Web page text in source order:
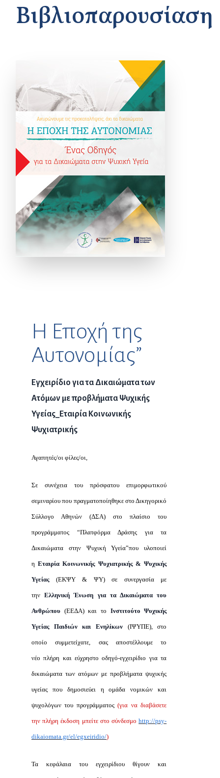
Βιβλιοπαρουσίαση
Η Εποχή της
Αυτονομίας”
Εγχειρίδιο για τα Δικαιώματα των
Ατόμων με προβλήματα Ψυχικής
Υγείας_Εταιρία Κοινωνικής
Ψυχιατρικής
Αγαπητές/οι φίλες/οι,
Σε συνέχεια του πρόσφατου επιμορφωτικού
σεμιναρίου που πραγματοποίηθηκε στο Δικηγορικό
Σύλλογο Αθηνών (ΔΣΑ) στο πλαίσιο του
προγράμματος “Πλατφόρμα Δράσης για τα
Δικαιώματα στην Ψυχική Υγεία”που υλοποιεί
ηΕταιρία Κοινωνικής Ψυχιατρικής & Ψυχικής
Υγείας (ΕΚΨΥ & ΨΥ) σε συνεργασία με
τηνΕλληνική Ένωση για τα Δικαιώματα του
Ανθρώπου (ΕΕΔΑ) και το Ινστιτούτο Ψυχικής
Υγείας Παιδιών και Ενηλίκων(ΙΨΥΠΕ), στο
οποίο συμμετείχατε, σας αποστέλλουμε το
νέο πλήρη και εύχρηστο οδηγό-εγχειρίδιο για τα
δικαιώματα των ατόμων με προβλήματα ψυχικής
υγείας που δημοσιεύει η ομάδα νομικών και
ψυχολόγων του προγράμματος(για να διαβάσετε
την πλήρη έκδοση μπείτε στο σύνδεσμοhttp://psy-
dikaiomata.gr/el/egxeiridio/)
Τα κεφάλαια του εγχειρίδιου θίγουν και